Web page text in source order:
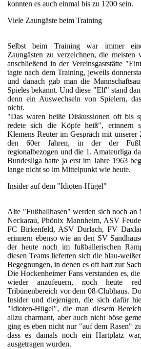
konnten es auch einmal bis zu 1200 sein.
Viele Zaungäste beim Training
Selbst beim Training war immer
Zaungästen zu verzeichnen, die meisten
anschließend in der Vereinsgaststätte
tagte nach dem Training, jeweils
und danach gab man die
Spieles bekannt. Und diese "Elf" stand
denn ein Auswechseln von Spielern,
nicht.
"Das waren heiße Diskussionen oft bis
redete sich die Köpfe heiß", erinnern
Klemens Reuter im Gespräch mit
den 60er Jahren, in der der
regionalbezogen und die 1. Amateurliga
Bundesliga hatte ja erst im Jahre 1963
lange nicht so im Mittelpunkt wie heute.
Insider auf dem "Idioten-Hügel"
Alte "Fußballhasen" werden sich noch
Neckarau, Phönix Mannheim, ASV
FC Birkenfeld, ASV Durlach, FV
erinnern ebenso wie an den SV
der heute noch im fußballerischen
diesen Teams lieferten sich die blau-
Begegnungen, in denen es oft hart zur
Die Hockenheimer Fans verstanden es,
wieder anzufeuern, noch heute
Tribünenbereich vor dem 08-Clubhaus.
Insider und diejenigen, die sich dafür
"Idioten-Hügel", die man diesem
allzu charmant, aber auch nicht böse
ging es eben nicht nur "auf dem Rasen"
dass es damals noch ein Hartplatz
ausgetragen wurden.